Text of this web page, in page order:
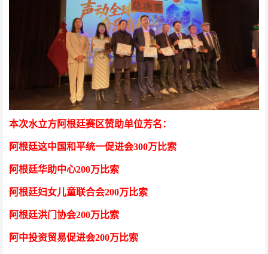
本次水立方阿根廷赛区赞助单位芳名：
阿根廷这中国和平统一促进会300万比索
阿根廷华助中心200万比索
阿根廷妇女儿童联合会200万比索
阿根廷洪门协会200万比索
阿中投资贸易促进会200万比索